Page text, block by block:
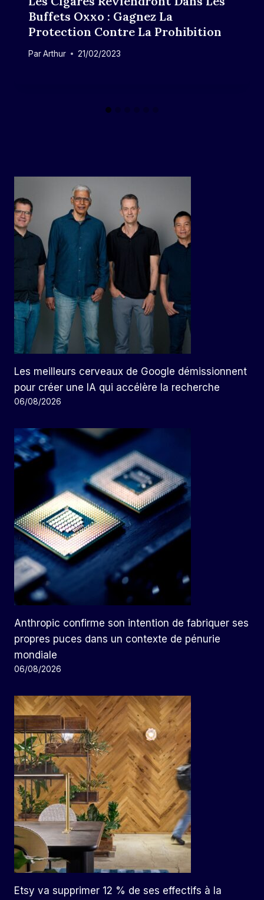
Buffets Oxxo : Gagnez La
Protection Contre La Prohibition
ParArthur 21/02/2023
Les meilleurs cerveaux de Google démissionnent
pour créer une IA qui accélère la recherche
06/08/2026
Anthropic confirme son intention de fabriquer ses
propres puces dans un contexte de pénurie
mondiale
06/08/2026
Etsy va supprimer 12 % de ses effectifs à la